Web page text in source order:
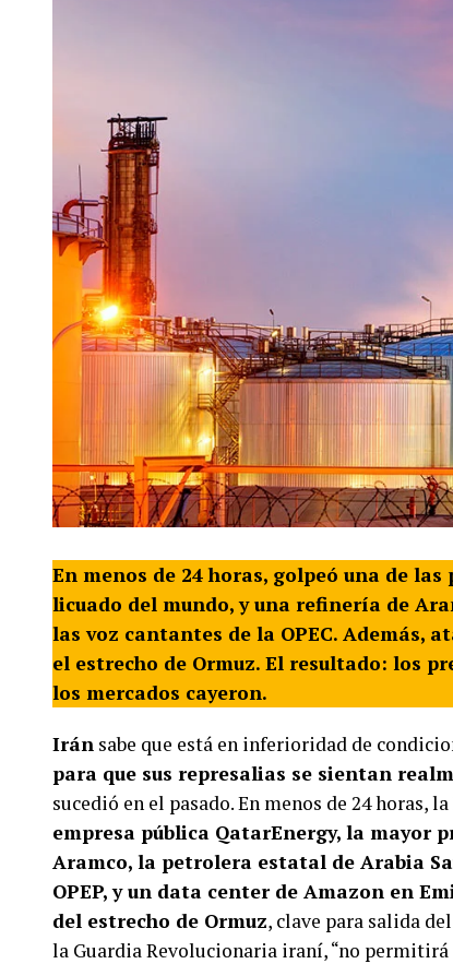
En menos de 24 horas, golpeó una de
licuado del mundo, y una refinería de
las voz cantantes de la OPEC. Además,
el estrecho de Ormuz. El resultado: los
los mercados cayeron.
Irán sabe que está en inferioridad de
para que sus represalias se sientan
sucedió en el pasado. En menos de 24 horas,
empresa pública QatarEnergy, la mayor
Aramco, la petrolera estatal de Arabia
OPEP, y un data center de Amazon en
del estrecho de Ormuz, clave para salida
la Guardia Revolucionaria iraní, “no